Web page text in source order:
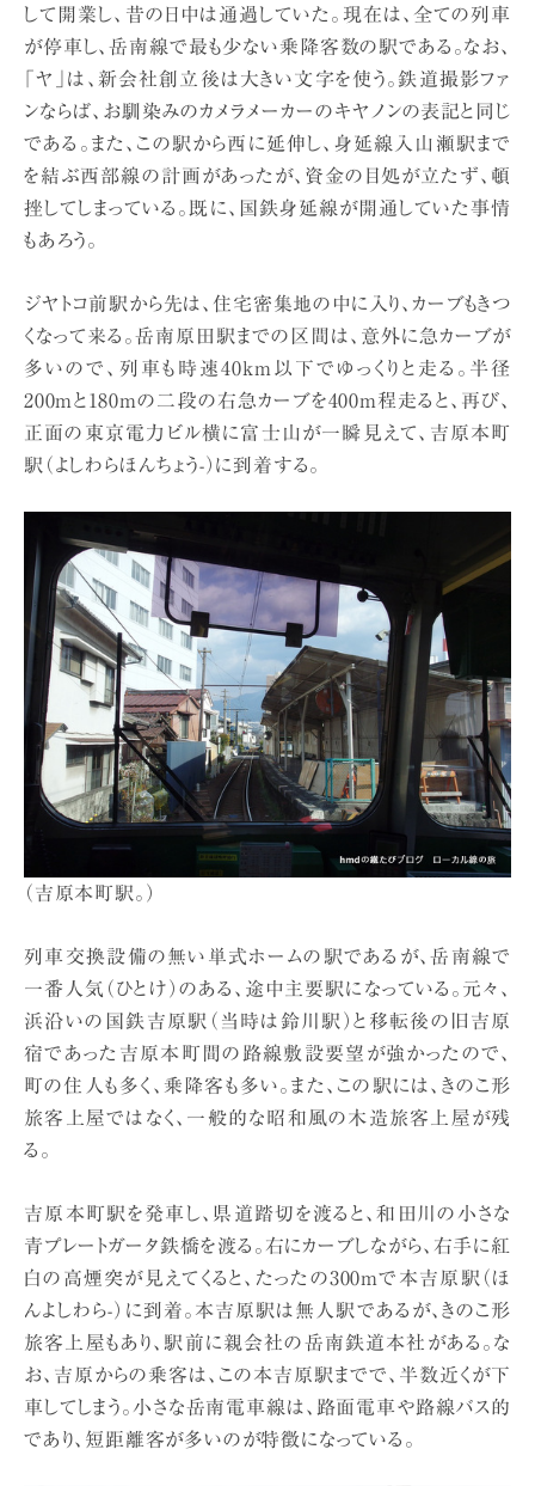
して開業し、昔の日中は通過していた。現在は、全ての列車
が停車し、岳南線で最も少ない乗降客数の駅である。なお、
「ヤ」は、新会社創立後は大きい文字を使う。鉄道撮影ファ
ンならば、お馴染みのカメラメーカーのキヤノンの表記と同じ
である。また、この駅から西に延伸し、身延線入山瀬駅まで
を結ぶ西部線の計画があったが、資金の目処が立たず、頓
挫してしまっている。既に、国鉄身延線が開通していた事情
もあろう。
ジヤトコ前駅から先は、住宅密集地の中に入り、カーブもきつ
くなって来る。岳南原田駅までの区間は、意外に急カーブが
多いので、列車も時速40km以下でゆっくりと走る。半径
200mと180mの二段の右急カーブを400m程走ると、再び、
正面の東京電力ビル横に富士山が一瞬見えて、吉原本町
駅（よしわらほんちょう-）に到着する。
（吉原本町駅。）
列車交換設備の無い単式ホームの駅であるが、岳南線で
一番人気（ひとけ）のある、途中主要駅になっている。元々、
浜沿いの国鉄吉原駅（当時は鈴川駅）と移転後の旧吉原
宿であった吉原本町間の路線敷設要望が強かったので、
町の住人も多く、乗降客も多い。また、この駅には、きのこ形
旅客上屋ではなく、一般的な昭和風の木造旅客上屋が残
る。
吉原本町駅を発車し、県道踏切を渡ると、和田川の小さな
青プレートガータ鉄橋を渡る。右にカーブしながら、右手に紅
白の高煙突が見えてくると、たったの300mで本吉原駅（ほ
んよしわら-）に到着。本吉原駅は無人駅であるが、きのこ形
旅客上屋もあり、駅前に親会社の岳南鉄道本社がある。な
お、吉原からの乗客は、この本吉原駅までで、半数近くが下
車してしまう。小さな岳南電車線は、路面電車や路線バス的
であり、短距離客が多いのが特徴になっている。